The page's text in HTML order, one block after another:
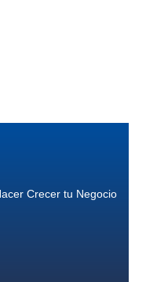
Crecer tu Negocio